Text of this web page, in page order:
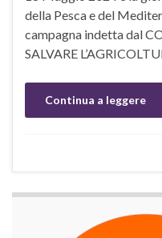
della Pesca e del
campagna indetta dal
SALVARE
Continua a leggere